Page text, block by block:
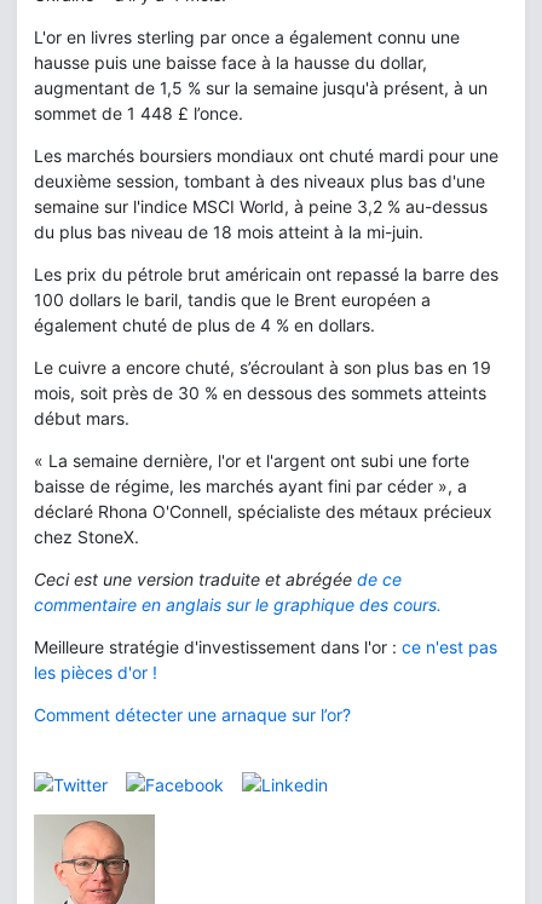
L'or en livres sterling par once a également connu une
hausse puis une baisse face à la hausse du dollar,
augmentant de 1,5 % sur la semaine jusqu'à présent, à un
sommet de 1 448 £ l’once.
Les marchés boursiers mondiaux ont chuté mardi pour une
deuxième session, tombant à des niveaux plus bas d'une
semaine sur l'indice MSCI World, à peine 3,2 % au-dessus
du plus bas niveau de 18 mois atteint à la mi-juin.
Les prix du pétrole brut américain ont repassé la barre des
100 dollars le baril, tandis que le Brent européen a
également chuté de plus de 4 % en dollars.
Le cuivre a encore chuté, s’écroulant à son plus bas en 19
mois, soit près de 30 % en dessous des sommets atteints
début mars.
« La semaine dernière, l'or et l'argent ont subi une forte
baisse de régime, les marchés ayant fini par céder », a
déclaré Rhona O'Connell, spécialiste des métaux précieux
chez StoneX.
Ceci est une version traduite et abrégée de ce
commentaire en anglais sur le graphique des cours.
Meilleure stratégie d'investissement dans l'or : ce n'est pas
les pièces d'or !
Comment détecter une arnaque sur l’or?